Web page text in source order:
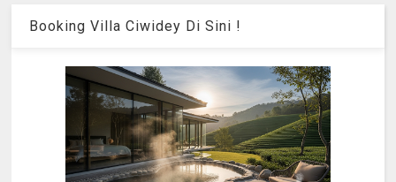
Booking Villa Ciwidey Di Sini !